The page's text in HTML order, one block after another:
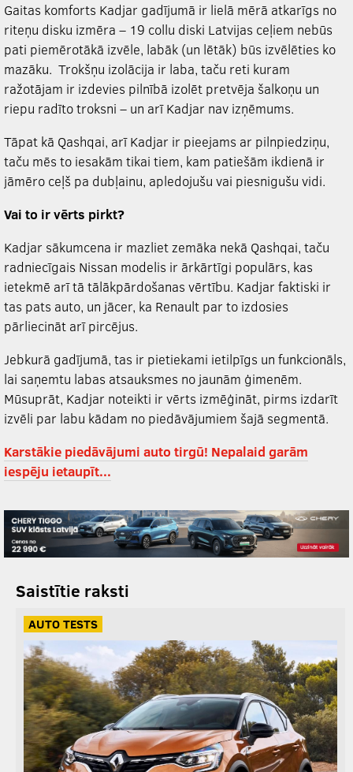
Gaitas komforts Kadjar gadījumā ir lielā mērā atkarīgs no
riteņu disku izmēra – 19 collu diski Latvijas ceļiem nebūs
pati piemērotākā izvēle, labāk (un lētāk) būs izvēlēties ko
mazāku. Trokšņu izolācija ir laba, taču reti kuram
ražotājam ir izdevies pilnībā izolēt pretvēja šalkoņu un
riepu radīto troksni – un arī Kadjar nav izņēmums.
Tāpat kā Qashqai, arī Kadjar ir pieejams ar pilnpiedziņu,
taču mēs to iesakām tikai tiem, kam patiešām ikdienā ir
jāmēro ceļš pa dubļainu, apledojušu vai piesnigušu vidi.
Vai to ir vērts pirkt?
Kadjar sākumcena ir mazliet zemāka nekā Qashqai, taču
radniecīgais Nissan modelis ir ārkārtīgi populārs, kas
ietekmē arī tā tālākpārdošanas vērtību. Kadjar faktiski ir
tas pats auto, un jācer, ka Renault par to izdosies
pārliecināt arī pircējus.
Jebkurā gadījumā, tas ir pietiekami ietilpīgs un funkcionāls,
lai saņemtu labas atsauksmes no jaunām ģimenēm.
Mūsuprāt, Kadjar noteikti ir vērts izmēģināt, pirms izdarīt
izvēli par labu kādam no piedāvājumiem šajā segmentā.
Karstākie piedāvājumi auto tirgū! Nepalaid garām
iespēju ietaupīt...
Saistītie raksti
AUTO TESTS